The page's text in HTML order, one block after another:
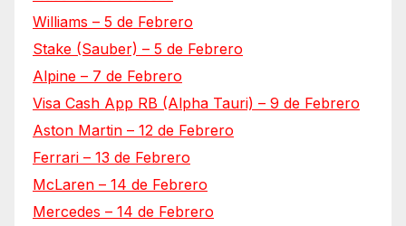
Williams – 5 de Febrero
Stake (Sauber) – 5 de Febrero
Alpine – 7 de Febrero
Visa Cash App RB (Alpha Tauri) – 9 de Febrero
Aston Martin – 12 de Febrero
Ferrari – 13 de Febrero
McLaren – 14 de Febrero
Mercedes – 14 de Febrero